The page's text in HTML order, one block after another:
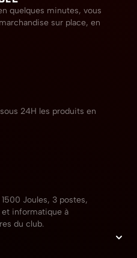
quelques minutes, vous
sur place, en
24H les produits en
Joules, 3 postes,
et informatique à
du club.